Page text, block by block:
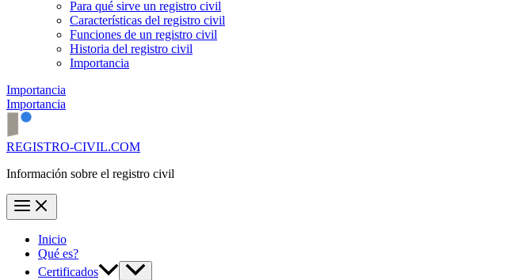
Para qué sirve un registro civil
Características del registro civil
Funciones de un registro civil
Historia del registro civil
Importancia
Importancia
Importancia
REGISTRO-CIVIL.COM
Información sobre el registro civil
Inicio
Qué es?
Certificados